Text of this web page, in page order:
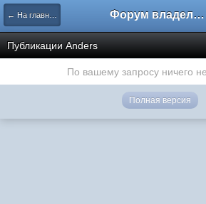
← На главную Форум владельцев интернет-магазинов
Публикации Anders
По вашему запросу ничего
Полная версия